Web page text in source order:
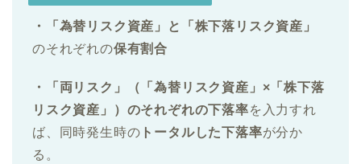
・「為替リスク資産」と「株下落リスク資産」
のそれぞれの保有割合
・「両リスク」（「為替リスク資産」×「株下落
リスク資産」） のそれぞれの下落率を入力すれ
ば、同時発生時の トータルした下落率が分か
る。